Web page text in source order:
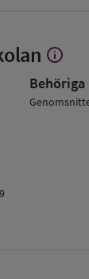
Visa
om
Lärare
info